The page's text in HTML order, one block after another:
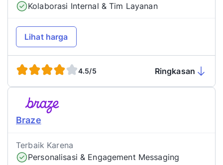
Kolaborasi Internal & Tim Layanan
Lihat harga
4.5/5 Ringkasan
Braze
Terbaik Karena
Personalisasi & Engagement Messaging